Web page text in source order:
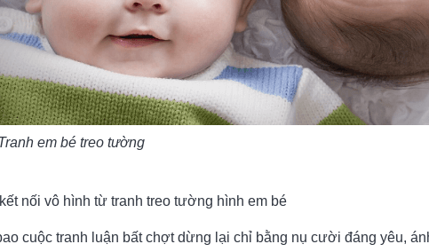
em bé treo tường
nối vô hình từ tranh treo tường hình em bé
cuộc tranh luận bất chợt dừng lại chỉ bằng nụ cười đáng yêu,